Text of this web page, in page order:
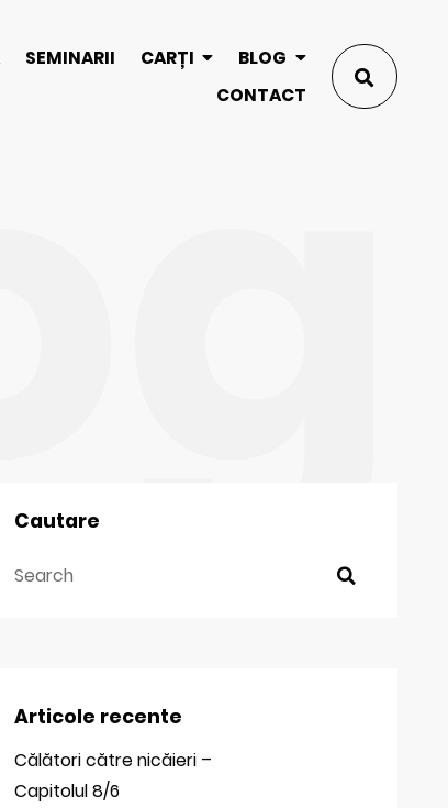
SEMINARII CARȚI
BLOG
CONTACT
Cautare
Articole recente
Călători către nicăieri –
Capitolul 8/6